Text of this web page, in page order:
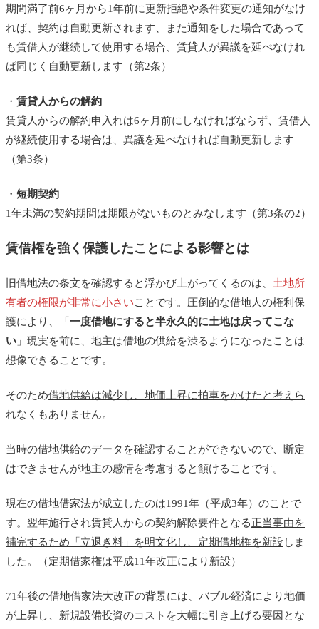
期間満了前6ヶ月から1年前に更新拒絶や条件変更の通知がなけ
れば、契約は自動更新されます、また通知をした場合であって
も賃借人が継続して使用する場合、賃貸人が異議を延べなけれ
ば同じく自動更新します（第2条）
・ 賃貸人からの解約
賃貸人からの解約申入れは6ヶ月前にしなければならず、賃借人
が継続使用する場合は、異議を延べなければ自動更新します
（第3条）
・ 短期契約
1年未満の契約期間は期限がないものとみなします（第3条の2）
賃借権を強く保護したことによる影響とは
旧借地法の条文を確認すると浮かび上がってくるのは、 土地所
有者の権限が非常に小さいことです。圧倒的な借地人の権利保
護により、「一度借地にすると半永久的に土地は戻ってこな
い 」現実を前に、地主は借地の供給を渋るようになったことは
想像できることです。
そのため借地供給は減少し、地価上昇に拍車をかけたと考えら
れなくもありません。
当時の借地供給のデータを確認することができないので、断定
はできませんが地主の感情を考慮すると頷けることです。
現在の借地借家法が成立したのは1991年（平成3年）のことで
す。翌年施行され賃貸人からの契約解除要件となる正当事由を
補完するため「立退き料」を明文化し、定期借地権を新設 しま
した。（定期借家権は平成11年改正により新設）
71年後の借地借家法大改正の背景には、バブル経済により地価
が上昇し、新規設備投資のコストを大幅に引き上げる要因とな